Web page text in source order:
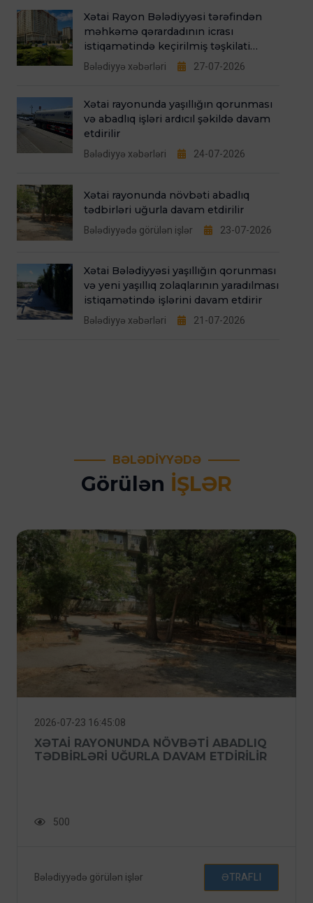
Xətai Rayon Bələdiyyəsi tərəfindən
məhkəmə qərardadının icrası
istiqamətində keçirilmiş təşkilati
tədbirlər
Bələdiyyə xəbərləri 27-07-2026
Xətai rayonunda yaşıllığın qorunması
və abadlıq işləri ardıcıl şəkildə davam
etdirilir
Bələdiyyə xəbərləri 24-07-2026
Xətai rayonunda növbəti abadlıq
tədbirləri uğurla davam etdirilir
Bələdiyyədə görülən işlər 23-07-2026
Xətai Bələdiyyəsi yaşıllığın qorunması
və yeni yaşıllıq zolaqlarının yaradılması
istiqamətində işlərini davam etdirir
Bələdiyyə xəbərləri 21-07-2026
BƏLƏDIYYƏDƏ
Görülən IŞLƏR
2026-07-23 16:45:08
XƏTAI RAYONUNDA NÖVBƏTI ABADLIQ
TƏDBIRLƏRI UĞURLA DAVAM ETDIRILIR
500
Bələdiyyədə görülən işlər ƏTRAFLI